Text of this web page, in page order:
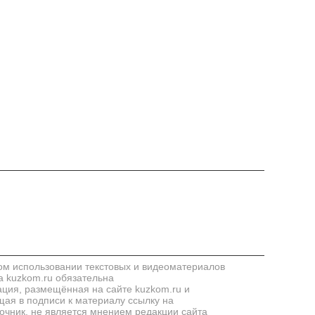
использовании текстовых и видеоматериалов
kuzkom.ru обязательна
размещённая на сайте kuzkom.ru и
в подписи к материалу ссылку на
не является мнением редакции сайта